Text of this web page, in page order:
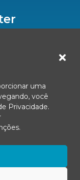
uma
você
Privacidade.
Fenacon.